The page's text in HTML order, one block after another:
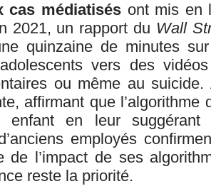
cas médiatisésont mis en
2021, un rapport du Wall
quinzaine de minutes sur
vers des
ou même au
affirmant que l’algorithme
en leur suggérant
employés
de l’impact de ses
reste la priorité.